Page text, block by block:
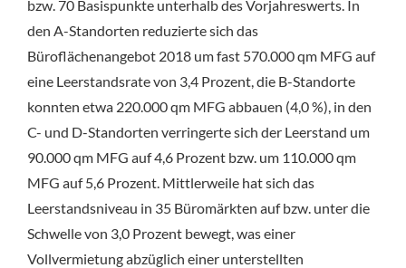
bzw. 70 Basispunkte unterhalb des Vorjahreswerts. In
den A-Standorten reduzierte sich das
Büroflächenangebot 2018 um fast 570.000 qm MFG auf
eine Leerstandsrate von 3,4 Prozent, die B-Standorte
konnten etwa 220.000 qm MFG abbauen (4,0 %), in den
C- und D-Standorten verringerte sich der Leerstand um
90.000 qm MFG auf 4,6 Prozent bzw. um 110.000 qm
MFG auf 5,6 Prozent. Mittlerweile hat sich das
Leerstandsniveau in 35 Büromärkten auf bzw. unter die
Schwelle von 3,0 Prozent bewegt, was einer
Vollvermietung abzüglich einer unterstellten